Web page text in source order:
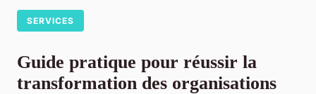
SERVICES
Guide pratique pour réussir la
transformation des organisations